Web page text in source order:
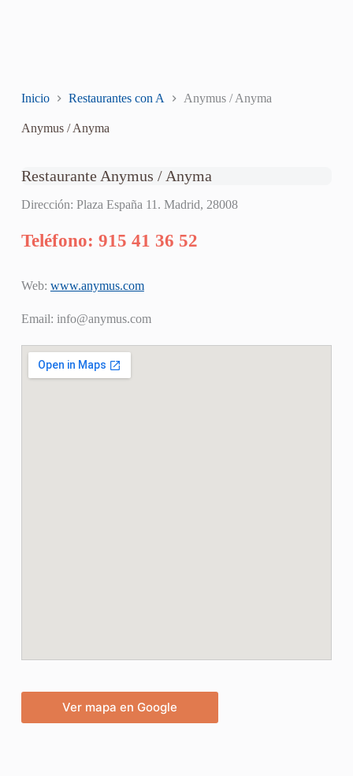
Inicio Restaurantes con A Anymus / Anyma
Anymus / Anyma
Restaurante Anymus / Anyma
Dirección: Plaza España 11. Madrid, 28008
Teléfono: 915 41 36 52
Web: www.anymus.com
Email: info@anymus.com
Ver mapa en Google